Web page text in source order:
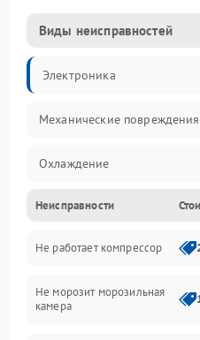
Виды неисправностей
Электроника
Механические повреждения
Охлаждение
Механика
Электропитание
Дренаж
Неисправности
Не работает компрессор
Не морозит морозильная
камера